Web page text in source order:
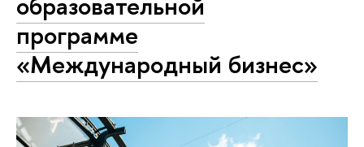
программе
«Международный бизнес»